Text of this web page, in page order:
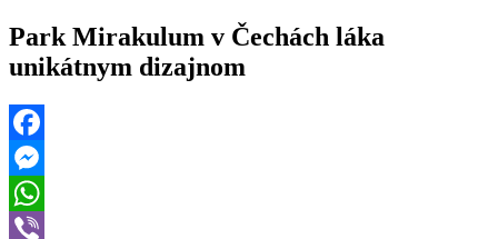
Park Mirakulum v Čechách láka
unikátnym dizajnom
Facebook
Messenger
WhatsApp